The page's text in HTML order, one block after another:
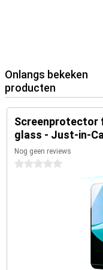
Onlangs bekeken
producten
Screenprotector
glass - Just-in-
Nog geen reviews
0 sterren